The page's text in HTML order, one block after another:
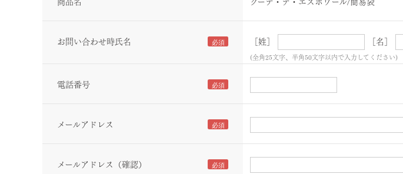
お問い合わせ時氏名 ［姓］ ［名］
(全角25文字、半角50文字以内で入力してください)
電話番号
メールアドレス
メールアドレス（確認）